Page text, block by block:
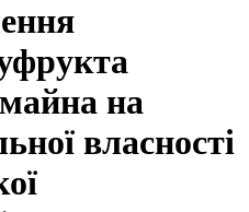
на
власності